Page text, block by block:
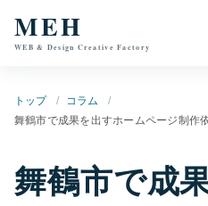
MEH
WEB & Design Creative Factory
トップ
コラム
舞鶴市で成果を出すホームページ制作
舞鶴市で成